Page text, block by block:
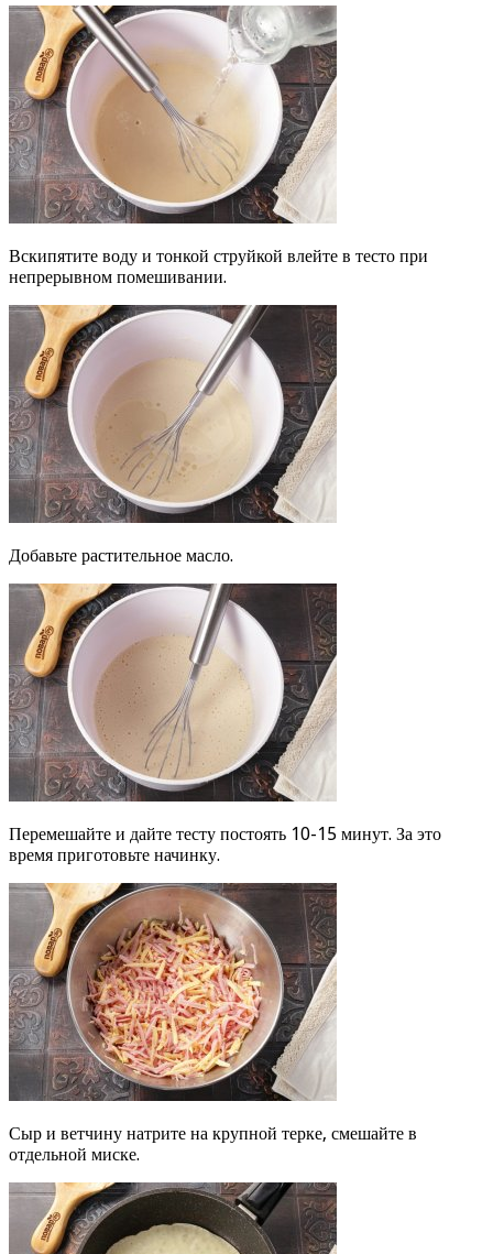
Вскипятите воду и тонкой струйкой влейте в тесто при
непрерывном помешивании.
Добавьте растительное масло.
Перемешайте и дайте тесту постоять 10-15 минут. За это
время приготовьте начинку.
Сыр и ветчину натрите на крупной терке, смешайте в
отдельной миске.